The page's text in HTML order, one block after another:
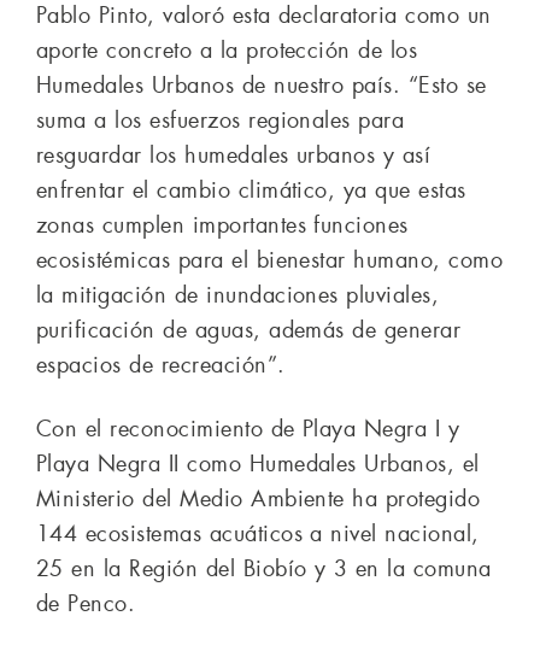
Pablo Pinto, valoró esta declaratoria como un
aporte concreto a la protección de los
Humedales Urbanos de nuestro país. “Esto se
suma a los esfuerzos regionales para
resguardar los humedales urbanos y así
enfrentar el cambio climático, ya que estas
zonas cumplen importantes funciones
ecosistémicas para el bienestar humano, como
la mitigación de inundaciones pluviales,
purificación de aguas, además de generar
espacios de recreación”.
Con el reconocimiento de Playa Negra I y
Playa Negra II como Humedales Urbanos, el
Ministerio del Medio Ambiente ha protegido
144 ecosistemas acuáticos a nivel nacional,
25 en la Región del Biobío y 3 en la comuna
de Penco.